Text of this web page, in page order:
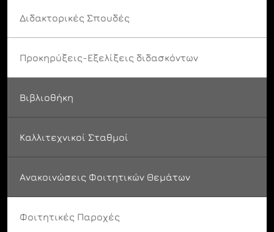
Διδακτορικές Σπουδές
Προκηρύξεις-Εξελίξεις διδασκόντων
Βιβλιοθήκη
Καλλιτεχνικοί Σταθμοί
Ανακοινώσεις Φοιτητικών Θεμάτων
Φοιτητικές Παροχές